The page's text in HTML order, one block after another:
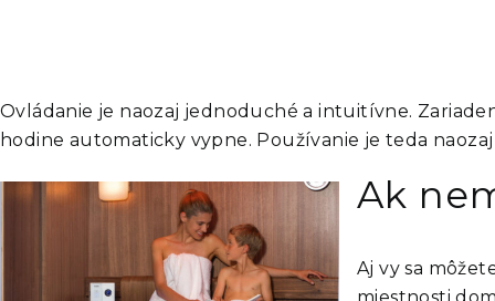
Ovládanie je naozaj jednoduché a intuitívne.
hodine automaticky vypne. Používanie je teda
Ak
Aj vy sa